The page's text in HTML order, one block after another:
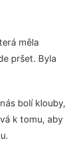
měla
pršet. Byla
bolí klouby,
k tomu, aby